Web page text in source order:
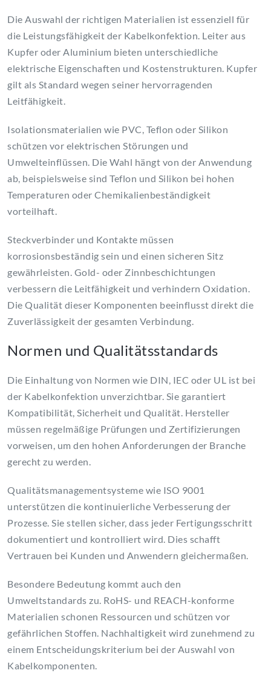
Die Auswahl der richtigen Materialien ist essenziell für
die Leistungsfähigkeit der Kabelkonfektion. Leiter aus
Kupfer oder Aluminium bieten unterschiedliche
elektrische Eigenschaften und Kostenstrukturen. Kupfer
gilt als Standard wegen seiner hervorragenden
Leitfähigkeit.
Isolationsmaterialien wie PVC, Teflon oder Silikon
schützen vor elektrischen Störungen und
Umwelteinflüssen. Die Wahl hängt von der Anwendung
ab, beispielsweise sind Teflon und Silikon bei hohen
Temperaturen oder Chemikalienbeständigkeit
vorteilhaft.
Steckverbinder und Kontakte müssen
korrosionsbeständig sein und einen sicheren Sitz
gewährleisten. Gold- oder Zinnbeschichtungen
verbessern die Leitfähigkeit und verhindern Oxidation.
Die Qualität dieser Komponenten beeinflusst direkt die
Zuverlässigkeit der gesamten Verbindung.
Normen und Qualitätsstandards
Die Einhaltung von Normen wie DIN, IEC oder UL ist bei
der Kabelkonfektion unverzichtbar. Sie garantiert
Kompatibilität, Sicherheit und Qualität. Hersteller
müssen regelmäßige Prüfungen und Zertifizierungen
vorweisen, um den hohen Anforderungen der Branche
gerecht zu werden.
Qualitätsmanagementsysteme wie ISO 9001
unterstützen die kontinuierliche Verbesserung der
Prozesse. Sie stellen sicher, dass jeder Fertigungsschritt
dokumentiert und kontrolliert wird. Dies schafft
Vertrauen bei Kunden und Anwendern gleichermaßen.
Besondere Bedeutung kommt auch den
Umweltstandards zu. RoHS- und REACH-konforme
Materialien schonen Ressourcen und schützen vor
gefährlichen Stoffen. Nachhaltigkeit wird zunehmend zu
einem Entscheidungskriterium bei der Auswahl von
Kabelkomponenten.